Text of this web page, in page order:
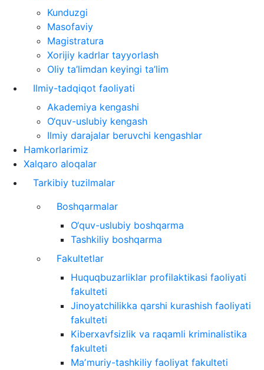
Kunduzgi
Masofaviy
Magistratura
Xorijiy kadrlar tayyorlash
Oliy ta’limdan keyingi ta’lim
Ilmiy-tadqiqot faoliyati
Akademiya kengashi
O‘quv-uslubiy kengash
Ilmiy darajalar beruvchi kengashlar
Hamkorlarimiz
Xalqaro aloqalar
Tarkibiy tuzilmalar
Boshqarmalar
O‘quv-uslubiy boshqarma
Tashkiliy boshqarma
Fakultetlar
Huquqbuzarliklar profilaktikasi faoliyati
fakulteti
Jinoyatchilikka qarshi kurashish faoliyati
fakulteti
Kiberxavfsizlik va raqamli kriminalistika
fakulteti
Maʼmuriy-tashkiliy faoliyat fakulteti